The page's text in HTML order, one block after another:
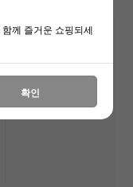
께 즐거운 쇼핑되세
확인